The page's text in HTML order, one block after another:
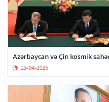
Azərbaycan və Çin kosmik
23-04-2025